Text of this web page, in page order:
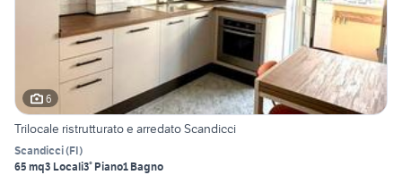
6
Trilocale ristrutturato e arredato Scandicci
Scandicci(FI)
65 mq3 Locali3° Piano1 Bagno